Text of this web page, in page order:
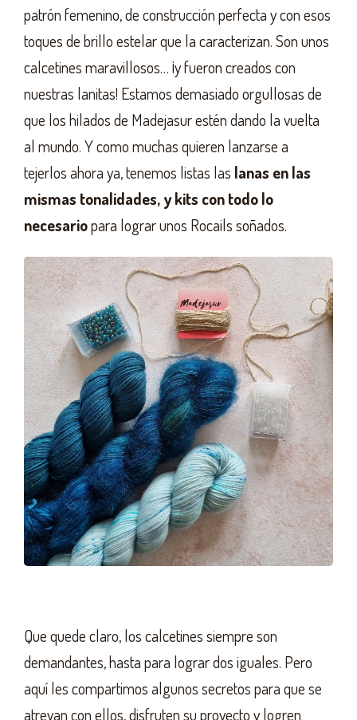
patrón femenino, de construcción perfecta y con esos
toques de brillo estelar que la caracterizan. Son unos
calcetines maravillosos… ¡y fueron creados con
nuestras lanitas! Estamos demasiado orgullosas de
que los hilados de Madejasur estén dando la vuelta
al mundo. Y como muchas quieren lanzarse a
tejerlos ahora ya, tenemos listas las lanas en las
mismas tonalidades, y kits con todo lo
necesariopara lograr unos Rocails soñados.
Que quede claro, los calcetines siempre son
demandantes, hasta para lograr dos iguales. Pero
aquí les compartimos algunos secretos para que se
atrevan con ellos, disfruten su proyecto y logren